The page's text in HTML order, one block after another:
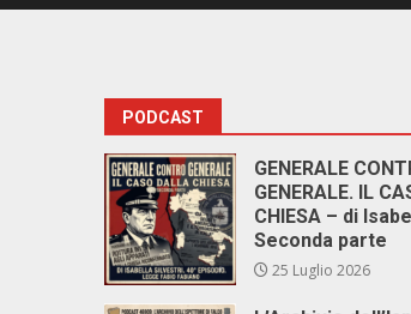
PODCAST
GENERALE
GENERALE. IL
CHIESA – di
Seconda parte
25 Luglio 2026